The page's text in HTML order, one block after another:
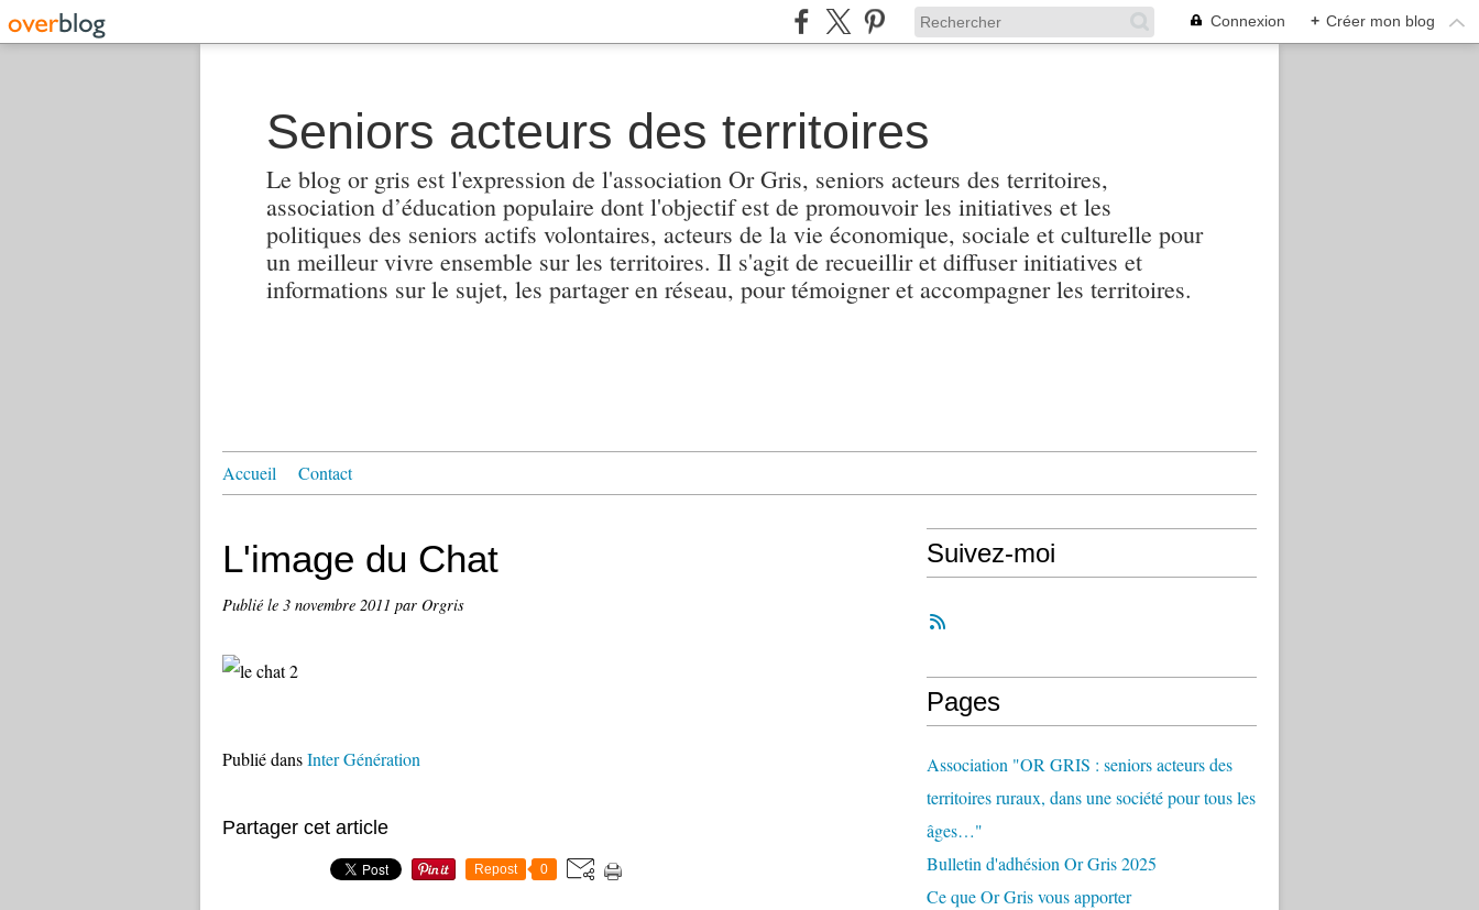
Connexion + Créer mon blog
Seniors acteurs des territoires
Le blog or gris est l'expression de l'association Or Gris, seniors acteurs des territoires,
association d’éducation populaire dont l'objectif est de promouvoir les initiatives et les
politiques des seniors actifs volontaires, acteurs de la vie économique, sociale et culturelle pour
un meilleur vivre ensemble sur les territoires. Il s'agit de recueillir et diffuser initiatives et
informations sur le sujet, les partager en réseau, pour témoigner et accompagner les territoires.
Accueil Contact
L'image du Chat
Publié le 3 novembre 2011 par Orgris
Publié dansInter Génération
Partager cet article
Repost 0
Suivez-moi
Pages
Association "OR GRIS : seniors acteurs des
territoires ruraux, dans une société pour tous les
âges…"
Bulletin d'adhésion Or Gris 2025
Ce que Or Gris vous apporter